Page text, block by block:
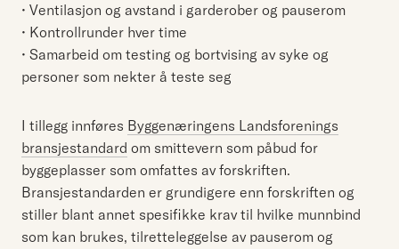
• Ventilasjon og avstand i garderober og pauserom
• Kontrollrunder hver time
• Samarbeid om testing og bortvising av syke og
personer som nekter å teste seg
I tillegg innføres Byggenæringens Landsforenings
bransjestandard om smittevern som påbud for
byggeplasser som omfattes av forskriften.
Bransjestandarden er grundigere enn forskriften og
stiller blant annet spesifikke krav til hvilke munnbind
som kan brukes, tilretteleggelse av pauserom og